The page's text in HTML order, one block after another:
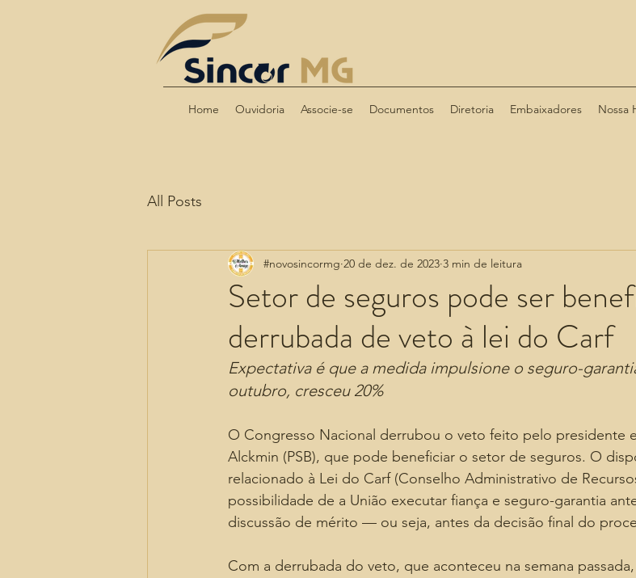
Home Ouvidoria Associe-se Documentos Diretoria Embaixadores Nossa
All Posts
Setor de seguros pode ser
derrubada de veto à lei do Carf
#novosincormg 20 de dez. de 2023 3 min de leitura
Expectativa é que a medida impulsione o seguro-
outubro, cresceu 20%
O Congresso Nacional derrubou o veto feito pelo presidente
Alckmin (PSB), que pode beneficiar o setor de seguros. O
relacionado à Lei do Carf (Conselho Administrativo de
possibilidade de a União executar fiança e seguro-garantia
discussão de mérito — ou seja, antes da decisão final do
Com a derrubada do veto, que aconteceu na semana